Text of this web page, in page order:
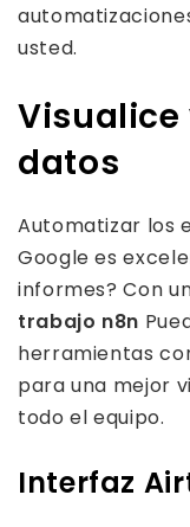
usted.
datos
Automatizar los
Google es
informes? Con
trabajo n8n
herramientas
para una mejor
todo el equipo.
Interfaz